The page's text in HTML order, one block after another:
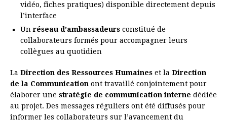
vidéo, fiches pratiques) disponible directement depuis
l’interface
Unréseau d’ambassadeurs constitué de
collaborateurs formés pour accompagner leurs
collègues au quotidien
La Direction des Ressources Humaines et la Direction
de la Communication ont travaillé conjointement pour
élaborer une stratégie de communication interne dédiée
au projet. Des messages réguliers ont été diffusés pour
informer les collaborateurs sur l’avancement du